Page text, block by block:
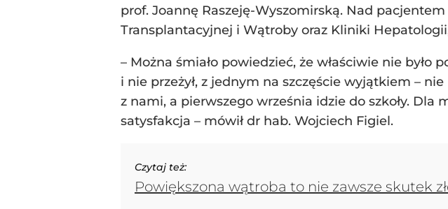
prof. Joannę Raszeję-Wyszomirską. Nad
Transplantacyjnej i Wątroby oraz Kliniki
– Można śmiało powiedzieć, że właściwie nie było
i nie przeżył, z jednym na szczęście wyjątkiem –
z nami, a pierwszego września idzie do szkoły.
satysfakcja – mówił dr hab. Wojciech Figiel.
Czytaj też:
Powiększona wątroba to nie zawsze skutek